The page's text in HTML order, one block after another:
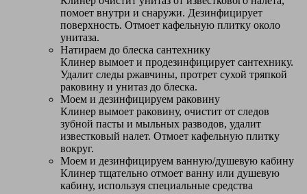
помоет внутри и снаружи. Дезинфицирует
поверхность. Отмоет кафельную плитку около
унитаза.
Натираем до блеска сантехнику
Клинер вымоет и продезинфицирует сантехнику.
Удалит следы ржавчины, протрет сухой тряпкой
раковину и унитаз до блеска.
Моем и дезинфицируем раковину
Клинер вымоет раковину, очистит от следов
зубной пасты и мыльных разводов, удалит
известковый налет. Отмоет кафельную плитку
вокруг.
Моем и дезинфицируем ванную/душевую кабину
Клинер тщательно отмоет ванну или душевую
кабину, используя специальные средства